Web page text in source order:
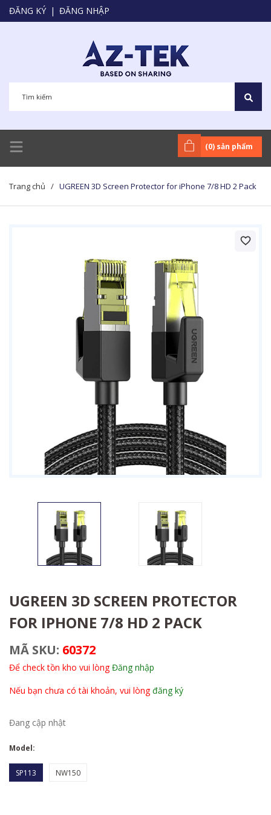
ĐĂNG KÝ | ĐĂNG NHẬP
(0) sản phẩm
Trang chủ / UGREEN 3D Screen Protector for iPhone 7/8 HD 2 Pack
UGREEN 3D SCREEN PROTECTOR
FOR IPHONE 7/8 HD 2 PACK
MÃ SKU: 60372
Để check tồn kho vui lòngĐăng nhập
Nếu bạn chưa có tài khoản, vui lòngđăng ký
Đang cập nhật
Model:
SP113 NW150